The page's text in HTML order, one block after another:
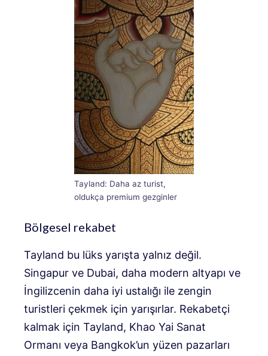
Tayland: Daha az turist,
oldukça premium gezginler
Bölgesel rekabet
Tayland bu lüks yarışta yalnız değil.
Singapur ve Dubai, daha modern altyapı ve
İngilizcenin daha iyi ustalığı ile zengin
turistleri çekmek için yarışırlar. Rekabetçi
kalmak için Tayland, Khao Yai Sanat
Ormanı veya Bangkok’un yüzen pazarları